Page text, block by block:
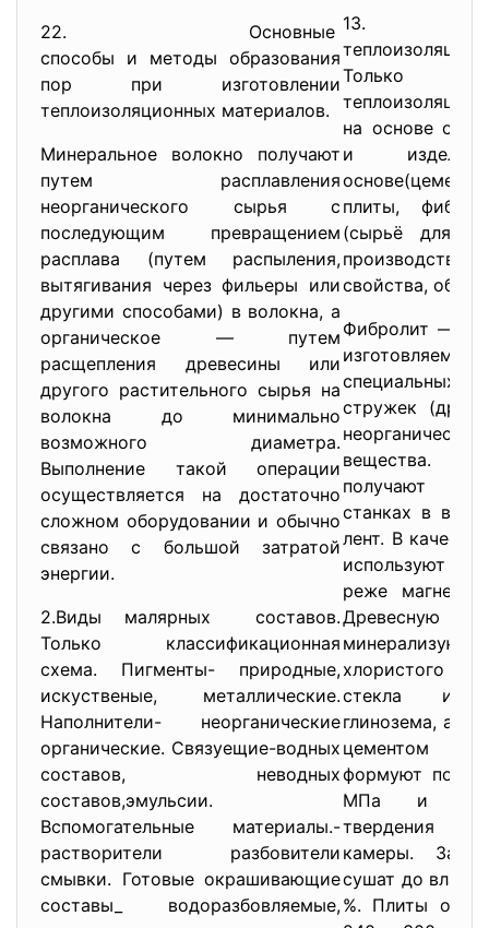
22. Основные
способы и методы образования
пор при изготовлении
теплоизоляционных материалов.
Минеральное волокно получают
путем расплавления
неорганического сырья с
последующим превращением
расплава (путем распыления,
вытягивания через фильеры или
другими способами) в волокна, а
органическое — путем
расщепления древесины или
другого растительного сырья на
волокна до минимально
возможного диаметра.
Выполнение такой операции
осуществляется на достаточно
сложном оборудовании и обычно
связано с большой затратой
энергии.
2.Виды малярных составов.
Только классификационная
схема. Пигменты- природные,
искуственые, металлические.
Наполнители- неорганические
органические. Связуещие-водных
составов, неводных
составов,эмульсии.
Вспомогательные материалы.-
растворители разбовители
смывки. Готовые окрашивающие
составы_ водоразбовляемые,
13.
Только
на основе
и
плиты,
(сырьё для
свойства,
Фибролит —
стружек
вещества.
получают
станках в
лент. В
используют
реже
Древесную
хлористого
стекла или
глинозема, а
цементом и
формуют под
МПа и
твердения в
камеры.
сушат до
%. Плиты